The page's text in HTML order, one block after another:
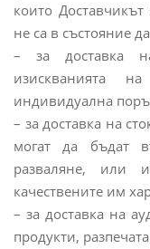
които
не са в състояние
– за доставка
изискванията
индивидуална
– за доставка на
могат да бъдат
разваляне, или
качествените им
– за доставка на
продукти,